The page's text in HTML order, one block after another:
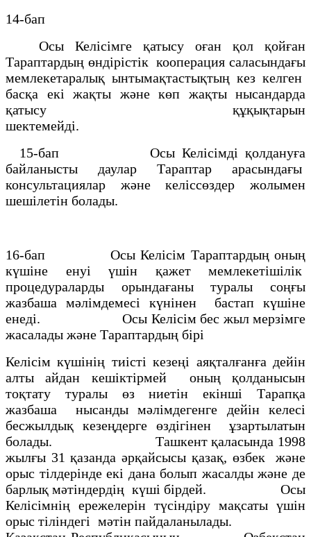
14-бап
Осы Келісімге қатысу оған қол қойған
Тараптардың өндірістік кооперация саласындағы
мемлекетаралық ынтымақтастықтың кез келген
басқа екі жақты және көп жақты нысандарда
қатысу құқықтарын
шектемейді.
15-бап Осы Келісімді қолдануға
байланысты даулар Тараптар арасындағы
консультациялар және келіссөздер жолымен
шешілетін болады.
16-бап Осы Келісім Тараптардың оның
күшіне енуі үшін қажет мемлекетішілік
процедураларды орындағаны туралы соңғы
жазбаша мәлімдемесі күнінен бастап күшіне
енеді. Осы Келісім бес жыл мерзімге
жасалады және Тараптардың бірі
Келісім күшінің тиісті кезеңі аяқталғанға дейін
алты айдан кешіктірмей оның қолданысын
тоқтату туралы өз ниетін екінші Тарапқа
жазбаша нысанды мәлімдегенге дейін келесі
бесжылдық кезеңдерге өздігінен ұзартылатын
болады. Ташкент қаласында 1998
жылғы 31 қазанда әрқайсысы қазақ, өзбек және
орыс тілдерінде екі дана болып жасалды және де
барлық мәтіндердің күші бірдей. Осы
Келісімнің ережелерін түсіндіру мақсаты үшін
орыс тіліндегі мәтін пайдаланылады.